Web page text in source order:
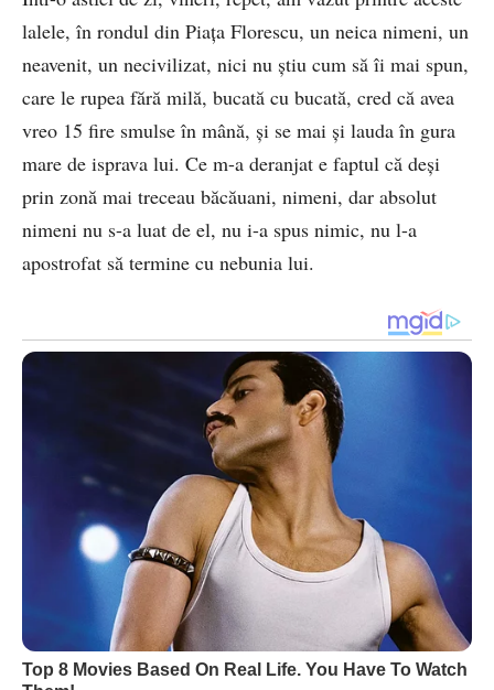
lalele, în rondul din Piața Florescu, un neica nimeni, un
neavenit, un necivilizat, nici nu știu cum să îi mai spun,
care le rupea fără milă, bucată cu bucată, cred că avea
vreo 15 fire smulse în mână, și se mai și lauda în gura
mare de isprava lui. Ce m-a deranjat e faptul că deși
prin zonă mai treceau băcăuani, nimeni, dar absolut
nimeni nu s-a luat de el, nu i-a spus nimic, nu l-a
apostrofat să termine cu nebunia lui.